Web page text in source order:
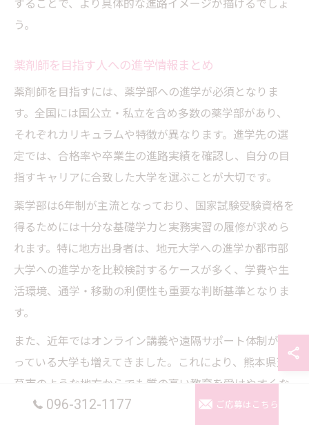
することで、より具体的な進路イメージが描けるでしょ
う。
薬剤師を目指す人への進学情報まとめ
薬剤師を目指すには、薬学部への進学が必須となりま
す。全国には国公立・私立を含め多数の薬学部があり、
それぞれカリキュラムや特徴が異なります。進学先の選
定では、合格率や卒業生の進路実績を確認し、自分の目
指すキャリアに合致した大学を選ぶことが大切です。
薬学部は6年制が主流となっており、国家試験受験資格を
得るためには十分な基礎学力と実務実習の履修が求めら
れます。特に地方出身者は、地元大学への進学か都市部
大学への進学かを比較検討するケースが多く、学費や生
活環境、通学・移動の利便性も重要な判断基準となりま
す。
また、近年ではオンライン講義や遠隔サポート体制が整
っている大学も増えてきました。これにより、熊本県天
草市のような地方からでも質の高い教育を受けやすくな
っています。受験生や保護者は、説明会やオープンキャ
096-312-1177 ご応募はこちら